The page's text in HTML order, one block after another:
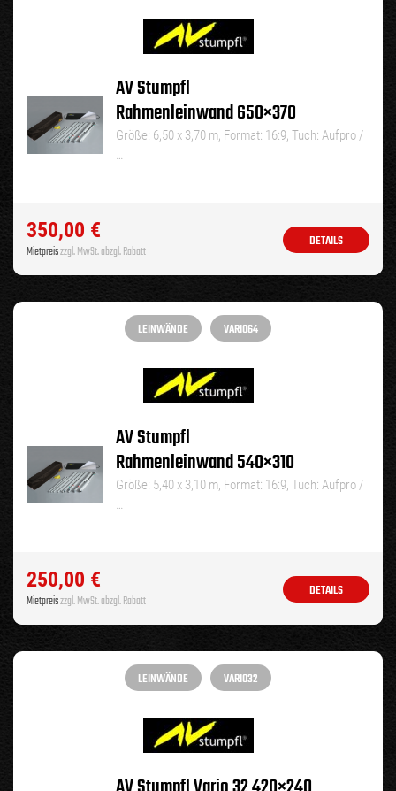
AV Stumpfl
Rahmenleinwand 650×370
Größe: 6,50 x 3,70 m, Format: 16:9, Tuch: Aufpro /
…
350,00 €
Mietpreiszzgl. MwSt. abzgl. Rabatt
DETAILS
LEINWÄNDE VARIO64
AV Stumpfl
Rahmenleinwand 540×310
Größe: 5,40 x 3,10 m, Format: 16:9, Tuch: Aufpro /
…
250,00 €
Mietpreiszzgl. MwSt. abzgl. Rabatt
DETAILS
LEINWÄNDE VARIO32